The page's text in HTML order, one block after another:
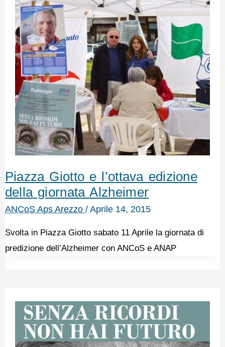
Piazza Giotto e l’ottava edizione
della giornata Alzheimer
ANCoS Aps Arezzo / Aprile 14, 2015
Svolta in Piazza Giotto sabato 11 Aprile la giornata di
predizione dell’Alzheimer con ANCoS e ANAP